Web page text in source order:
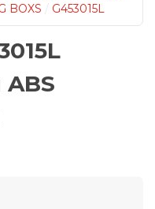
BOXS G453015L